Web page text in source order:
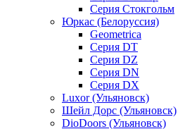
Серия Стокгольм
Юркас (Белоруссия)
Geometrica
Серия DT
Серия DZ
Серия DN
Серия DX
Luxor (Ульяновск)
Шейл Дорс (Ульяновск)
DioDoors (Ульяновск)